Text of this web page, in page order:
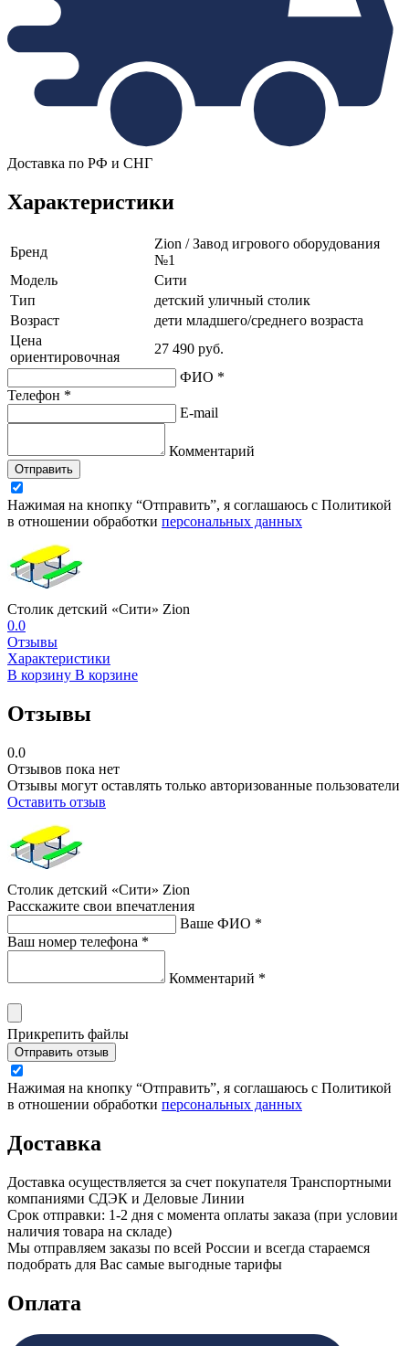
Доставка по РФ и СНГ
Характеристики
Бренд
Zion / Завод игрового оборудования
№1
Модель
Сити
Тип
детский уличный столик
Возраст
дети младшего/среднего возраста
Цена
ориентировочная
27 490 руб.
ФИО *
Телефон *
E-mail
Комментарий
Отправить
Нажимая на кнопку “Отправить”, я соглашаюсь с Политикой
в отношении обработки персональных данных
Столик детский «Сити» Zion
0.0
Отзывы
Характеристики
В корзину В корзине
Отзывы
0.0
Отзывов пока нет
Отзывы могут оставлять только авторизованные пользователи
Оставить отзыв
Столик детский «Сити» Zion
Расскажите свои впечатления
Ваше ФИО *
Ваш номер телефона *
Комментарий *
Прикрепить файлы
Отправить отзыв
Нажимая на кнопку “Отправить”, я соглашаюсь с Политикой
в отношении обработки персональных данных
Доставка
Доставка осуществляется за счет покупателя Транспортными
компаниями СДЭК и Деловые Линии
Срок отправки: 1-2 дня с момента оплаты заказа (при условии
наличия товара на складе)
Мы отправляем заказы по всей России и всегда стараемся
подобрать для Вас самые выгодные тарифы
Оплата